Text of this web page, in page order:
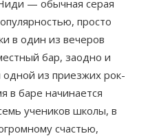
— обычная серая
просто
в один из вечеров
бар, заодно и
из приезжих рок-
в баре начинается
учеников школы, в
счастью,